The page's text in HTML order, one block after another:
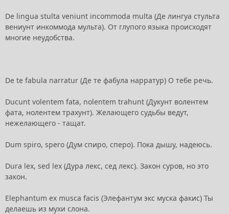
De lingua stulta veniunt incommoda multa (Де лингуа стульта
вениунт инкоммода мульта). От глупого языка происходят
многие неудобства.
De te fabula narratur (Де те фабула нарратур) О тебе речь.
Ducunt volentem fata, nolentem trahunt (Дукунт волентем
фата, нолентем трахунт). Желающего судьбы ведут,
нежелающего - тащат.
Dum spiro, spero (Дум спиро, сперо). Пока дышу, надеюсь.
Dura lex, sed lex (Дура лекс, сед лекс). Закон суров, но это
закон.
Elephantum ex musca facis (Элефантум экс муска факис) Ты
делаешь из мухи слона.